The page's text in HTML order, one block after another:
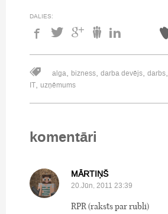
DALIES:
alga, bizness, darba devējs, darbs,
IT, uzņēmums
komentāri
MĀRTIŅŠ
20.Jūn, 2011 23:39
RPR (raksts par rubli)